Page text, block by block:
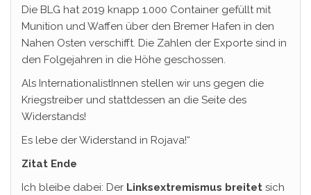
Die BLG hat 2019 knapp 1.000 Container gefüllt mit
Munition und Waffen über den Bremer Hafen in den
Nahen Osten verschifft. Die Zahlen der Exporte sind in
den Folgejahren in die Höhe geschossen.
Als InternationalistInnen stellen wir uns gegen die
Kriegstreiber und stattdessen an die Seite des
Widerstands!
Es lebe der Widerstand in Rojava!“
Zitat Ende
Ich bleibe dabei: Der Linksextremismus breitet sich